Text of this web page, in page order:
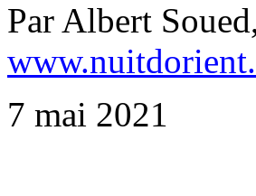
Par Albert
7 mai 2021